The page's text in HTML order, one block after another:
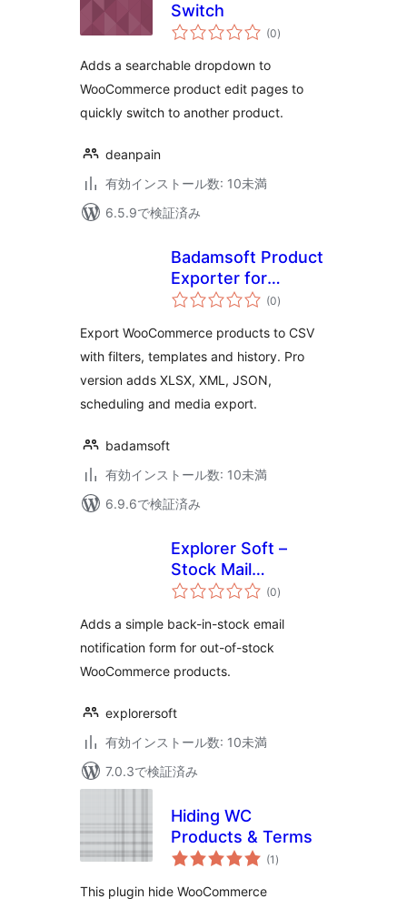
Switch
(0個
の)
Adds a searchable dropdown to
WooCommerce product edit pages to
quickly switch to another product.
deanpain
有効インストール数: 10未満
6.5.9で検証済み
Badamsoft Product
Exporter for
WooCommerce
(0個
の
価
)
Export WooCommerce products to CSV
with filters, templates and history. Pro
version adds XLSX, XML, JSON,
scheduling and media export.
badamsoft
有効インストール数: 10未満
6.9.6で検証済み
Explorer Soft –
Stock Mail
Notification (0個
の
価
)
Adds a simple back-in-stock email
notification form for out-of-stock
WooCommerce products.
explorersoft
有効インストール数: 10未満
7.0.3で検証済み
Hiding WC
Products & Terms
(1 個
の)
This plugin hide WooCommerce